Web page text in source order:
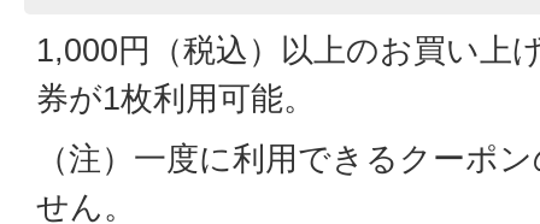
1,000円（税込）以上のお買い上
券が1枚利用可能。
（注）一度に利用できるクーポ
せん。